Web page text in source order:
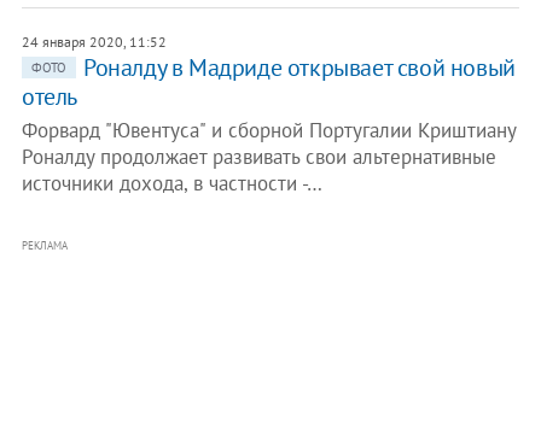
24 января 2020, 11:52
ФОТО
Роналду в Мадриде открывает свой новый
отель
Форвард "Ювентуса" и сборной Португалии Криштиану
Роналду продолжает развивать свои альтернативные
источники дохода, в частности -…
РЕКЛАМА